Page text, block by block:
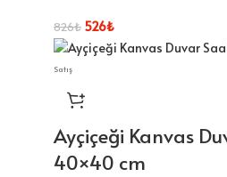
826₺ 526₺
Satış
Ayçiçeği Kanvas
40×40 cm